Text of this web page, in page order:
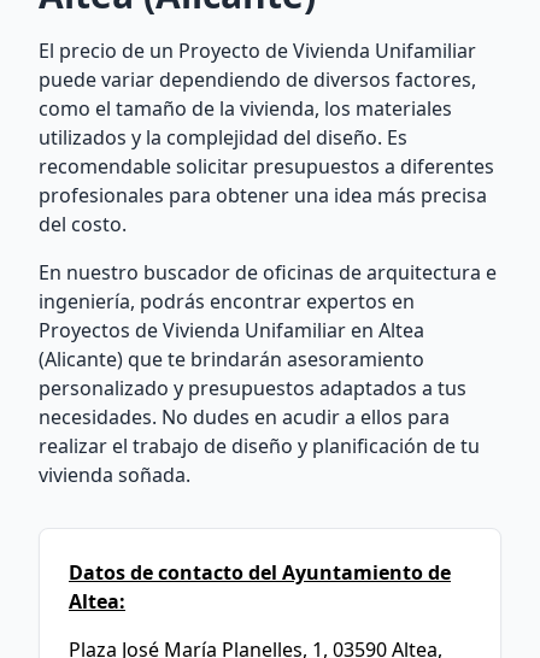
El precio de un Proyecto de Vivienda Unifamiliar
puede variar dependiendo de diversos factores,
como el tamaño de la vivienda, los materiales
utilizados y la complejidad del diseño. Es
recomendable solicitar presupuestos a diferentes
profesionales para obtener una idea más precisa
del costo.
En nuestro buscador de oficinas de arquitectura e
ingeniería, podrás encontrar expertos en
Proyectos de Vivienda Unifamiliar en Altea
(Alicante) que te brindarán asesoramiento
personalizado y presupuestos adaptados a tus
necesidades. No dudes en acudir a ellos para
realizar el trabajo de diseño y planificación de tu
vivienda soñada.
Datos de contacto del Ayuntamiento de
Altea:
Plaza José María Planelles, 1, 03590 Altea,